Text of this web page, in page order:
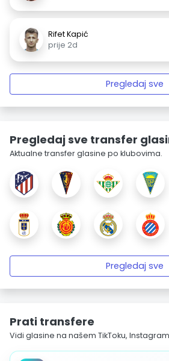
Rifet Kapić
prije 2d
Pregledaj sve
Pregledaj sve transfer
Aktualne transfer glasine po klubovima.
Pregledaj sve
Prati transfere
Vidi glasine na našem TikToku,